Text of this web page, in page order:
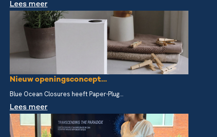
Lees meer
Nieuw openingsconcept...
Blue Ocean Closures heeft Paper-Plug...
Lees meer